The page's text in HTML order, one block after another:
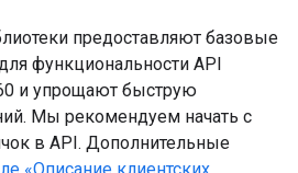
предоставляют базовые
функциональности API
и упрощают быструю
Мы рекомендуем начать с
в API. Дополнительные